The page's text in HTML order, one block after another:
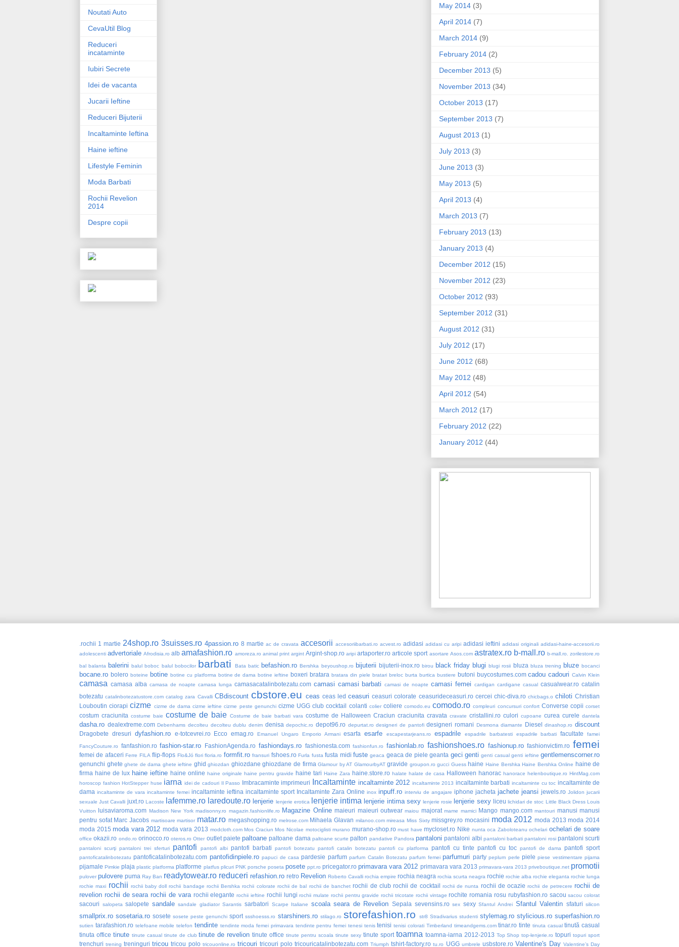
Noutati Auto
CevaUtil Blog
Reduceri
incataminte
Iubiri Secrete
Idei de vacanta
Jucarii Ieftine
Reduceri Bijuterii
Incaltaminte Ieftina
Haine ieftine
Lifestyle Feminin
Moda Barbati
Rochii Revelion
2014
Despre copii
May 2014 (3)
April 2014 (7)
March 2014 (9)
February 2014 (2)
December 2013 (5)
November 2013 (34)
October 2013 (17)
September 2013 (7)
August 2013 (1)
July 2013 (3)
June 2013 (3)
May 2013 (5)
April 2013 (4)
March 2013 (7)
February 2013 (13)
January 2013 (4)
December 2012 (15)
November 2012 (23)
October 2012 (93)
September 2012 (31)
August 2012 (31)
July 2012 (17)
June 2012 (68)
May 2012 (48)
April 2012 (54)
March 2012 (17)
February 2012 (22)
January 2012 (44)
.rochii 1 martie 24shop.ro 3suisses.ro 4passion.ro 8 martie ac de cravata accesorii accesoriibarbati.ro acvest.ro adidasi adidasi cu aripi adidasi ieftini adidasi originali adidasi-haine-accesorii.ro
adolescenti advertoriale Afrodisia.ro alb amafashion.ro amoreza.ro animal print argint Argint-shop.ro aripi artaporter.ro articole sport asortare Asos.com astratex.ro b-mall.ro b-mall.ro. zorilestore.ro
bal balanta balerini balul boboc balul bobocilor barbati Bata batic befashion.ro Bershka beyoushop.ro bijuterii bijuterii-inox.ro birou black friday blugi blugi rosii bluza bluza trening bluze bocanci
bocane.ro bolero boteine botine botine cu platforma botine de dama botine ieftine boxeri bratara bratara din piele bratari breloc burta burtica bustiere butoni buycostumes.com cadou cadouri Calvin Klein
camasa camasa alba camasa de noapte camasa lunga camasacatalinbotezatu.com camasi camasi barbati camasi de noapte camasi femei cardigan cardigane casual casualwear.ro catalin
botezatu catalinbotezatustore.com catalog zara Cavalli CBdiscount cbstore.eu ceas ceas led ceasuri ceasuri colorate ceasurideceasuri.ro cercei chic-diva.ro chicbags.o chiloti Christian
Louboutin ciorapi cizme cizme de dama cizme ieftine cizme peste genunchi cizme UGG club cocktail colanti colier coliere comodo.eu comodo.ro compleuri concursuri confort Converse copii corset
costum craciunita costume baie costume de baie Costume de baie barbati vara costume de Halloween Craciun craciunita cravata cravate cristallini.ro culori cupoane curea curele dantela
dasha.ro dealextreme.com Debenhams decolteu decolteu dublu denim denisa depochic.ro depot96.ro depurtat.ro designeri de pantofi designeri romani Desmona diamante Diesel dinashop.ro discount
Dragobete dresuri dyfashion.ro e-totcevrei.ro Ecco emag.ro Emanuel Ungaro Emporio Armani esarfa esarfe escapestarjeans.ro espadrile espadrile barbatesti espadrile barbati facultate famei
FancyCouture.ro fanfashion.ro fashion-star.ro FashionAgenda.ro fashiondays.ro fashionesta.com fashionfun.ro fashionlab.ro fashionshoes.ro fashionup.ro fashionvictim.ro femei
femei de afaceri Ferre FILA flip-flops Flo&Jó flori floria.ro formfit.ro fransuri fshoes.ro Furla fusta fusta midi fuste geaca geaca de piele geanta geci genti genti casual genti ieftine gentlemenscorner.ro
genunchi ghete ghete de dama ghete ieftine ghid ghiozdan ghiozdane ghiozdane de firma Glamour by AT GlamourbyAT gravide groupon.ro gucci Guess haine Haine Bershka Haine Bershka Online haine de
firma haine de lux haine ieftine haine online haine originale haine pentru gravide haine tari Haine Zara haine.store.ro halate halate de casa Halloween hanorac hanorace helenboutique.ro HintMag.com
horoscop fashion HotStepper huse iarna idei de cadouri Il Passo Imbracaminte imprimeuri Incaltaminte incaltaminte 2012 incaltaminte 2013 incaltaminte barbati incaltaminte cu toc incaltaminte de
dama incaltaminte de vara incaltaminte femei incaltaminte ieftina incaltaminte sport Incaltaminte Zara Online inox inpuff.ro interviu de angajare iphone jacheta jachete jeansi jewels.ro Jolidon jucarii
sexuale Just Cavalli juxt.ro Lacoste lafemme.ro laredoute.ro lenjerie lenjerie erotica lenjerie intima lenjerie intima sexy lenjerie rosie lenjerie sexy liceu lichidari de stoc Little Black Dress Louis
Vuitton luisaviaroma.com Madison New York madisonny.ro magazin.fashionlife.ro Magazine Online maieuri maieuri outwear maiou majorat mame mamici Mango mango.com mantouri manusi manusi
pentru sofat Marc Jacobs martisoare martisor matar.ro megashopping.ro melrose.com Mihaela Glavan milanoo.com mireasa Miss Sixty missgrey.ro mocasini moda 2012 moda 2013 moda 2014
moda 2015 moda vara 2012 moda vara 2013 modcloth.com Mos Craciun Mos Nicolae motociglisti murano murano-shop.ro must have mycloset.ro Nike nunta oca Zaboloteanu ochelari ochelari de soare
office okazii.ro ondo.ro orinocco.ro oteros.ro Otter outlet paiete paltoane paltoane dama paltoane scurte palton pandative Pandora pantaloni pantaloni albi pantaloni barbati pantaloni rosi pantaloni scurti
pantaloni scurţi pantaloni trei sferturi pantofi pantofi albi pantofi barbati pantofi botezatu pantofi catalin botezatu pantofi cu platforma pantofi cu tinte pantofi cu toc pantofi de dama pantofi sport
pantoficatalinbotezatu pantoficatalinbotezatu.com pantofidinpiele.ro papuci de casa pardesie parfum parfum Catalin Botezatu parfum femei parfumuri party peplum perle piele piese vestimentare pijama
pijamale Pimkie plaja plastic platforma platforme platfus plicuri PNK porsche poseta posete ppt.ro pricegator.ro primavara vara 2012 primavara vara 2013 primavara-vara 2013 priveboutique.net promotii
pulover pulovere puma Ray Ban readytowear.ro reduceri refashion.ro retro Revelion Roberto Cavalli rochia empire rochia neagra rochia scurta neagra rochie rochie alba rochie eleganta rochie lunga
rochie maxi rochii rochii baby doll rochii bandage rochii Bershka rochii colorate rochii de bal rochii de banchet rochii de club rochii de cocktail rochii de nunta rochii de ocazie rochii de petrecere rochii de
revelion rochii de seara rochii de vara rochii elegante rochii ieftine rochii lungi rochii mulate rochii pentru gravide rochii tricotate rochii vintage rochite romania rosu rubyfashion.ro sacou sacou colorat
sacouri salopeta salopete sandale sandale gladiator Sarantis sarbatori Scarpe Italiane scoala seara de Revelion Sepala sevensins.ro sex sexy Sfantul Andrei Sfantul Valentin sfaturi silicon
smallprix.ro sosetaria.ro sosete sosete peste genunchi sport ssshoesss.ro starshiners.ro stilago.ro storefashion.ro str8 Stradivarius studenti stylemag.ro stylicious.ro superfashion.ro
sutien tarafashion.ro telefoane mobile telefon tendinte tendinte moda femei primavara tendinte pentru femei tenesi tenis tenisi tenisi colorati Timberland timeandgems.com tinar.ro tinte tinuta casual tinută casual
tinuta office tinute tinute casual tinute de club tinute de revelion tinute office tinute pentru scoala tinute sexy tinute sport toamna toamna-iarna 2012-2013 Top Shop top-lenjerie.ro topuri topuri sport
trenchuri trening treninguri tricou tricou polo tricouonline.ro tricouri tricouri polo tricouricatalinbotezatu.com Triumph tshirt-factory.ro tu.ro UGG umbrele usbstore.ro Valentine's Day Valentine’s Day